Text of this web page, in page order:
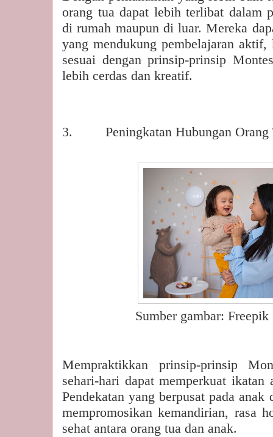
orang tua dapat lebih terlibat dalam
di rumah maupun di luar. Mereka
yang mendukung pembelajaran
sesuai dengan prinsip-prinsip
lebih cerdas dan kreatif.
3. Peningkatan Hubungan
Sumber gambar: Freepik
Mempraktikkan prinsip-prinsip
sehari-hari dapat memperkuat ikatan
Pendekatan yang berpusat pada
mempromosikan kemandirian, rasa
sehat antara orang tua dan anak.